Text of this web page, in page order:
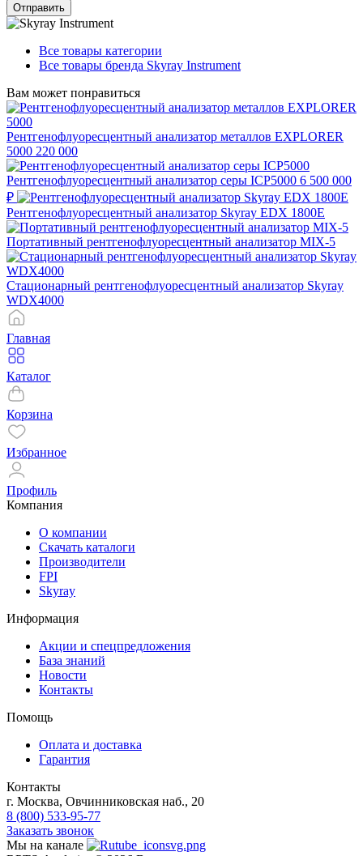
Отправить
Все товары категории
Все товары бренда Skyray Instrument
Вам может понравиться
Рентгенофлуоресцентный анализатор металлов EXPLORER
5000 220 000
Рентгенофлуоресцентный анализатор серы ICP5000 6 500 000
₽
Рентгенофлуоресцентный анализатор Skyray EDX 1800E
Портативный рентгенофлуоресцентный анализатор MIX-5
Стационарный рентгенофлуоресцентный анализатор Skyray
WDX4000
Главная
Каталог
Корзина
Избранное
Профиль
Компания
О компании
Скачать каталоги
Производители
FPI
Skyray
Информация
Акции и спецпредложения
База знаний
Новости
Контакты
Помощь
Оплата и доставка
Гарантия
Контакты
г. Москва, Овчинниковская наб., 20
8 (800) 533-95-77
Заказать звонок
Мы на канале